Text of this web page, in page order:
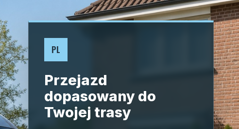
PL
Przejazd
dopasowany do
Twojej trasy